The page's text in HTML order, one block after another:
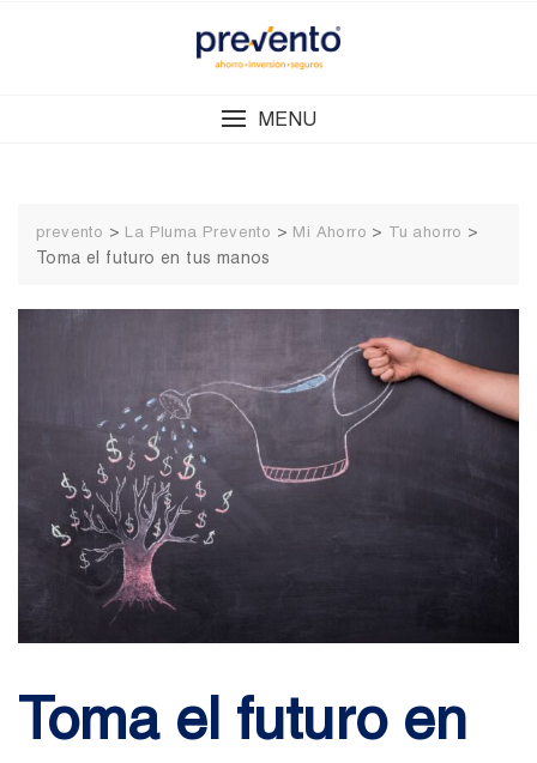
MENU
prevento > La Pluma Prevento > Mi Ahorro > Tu ahorro >
Toma el futuro en tus manos
Toma el futuro en